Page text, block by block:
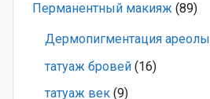
Перманентный макияж (89)
Дермопигментация ареолы
татуаж бровей (16)
татуаж век (9)